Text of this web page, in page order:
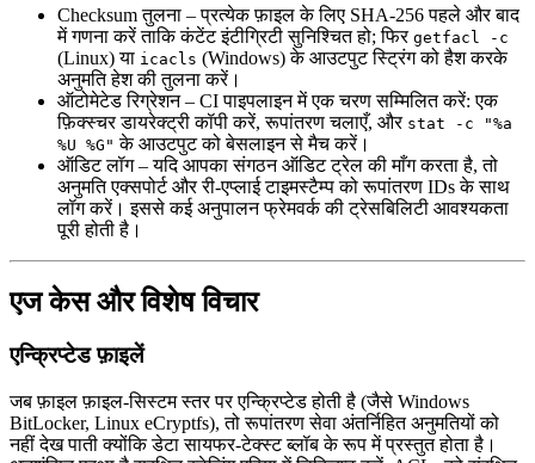
Checksum तुलना – प्रत्येक फ़ाइल के लिए SHA‑256 पहले और बाद
में गणना करें ताकि कंटेंट इंटीग्रिटी सुनिश्चित हो; फिर getfacl -c
(Linux) या icacls (Windows) के आउटपुट स्ट्रिंग को हैश करके
अनुमति हेश की तुलना करें।
ऑटोमेटेड रिग्रेशन– CI पाइपलाइन में एक चरण सम्मिलित करें: एक
फ़िक्स्चर डायरेक्ट्री कॉपी करें, रूपांतरण चलाएँ, और stat -c "%a
%U %G" के आउटपुट को बेसलाइन से मैच करें।
ऑडिट लॉग– यदि आपका संगठन ऑडिट ट्रेल की माँग करता है, तो
अनुमति एक्सपोर्ट और री‑एप्लाई टाइमस्टैम्प को रूपांतरण IDs के साथ
लॉग करें। इससे कई अनुपालन फ्रेमवर्क की ट्रेसबिलिटी आवश्यकता
पूरी होती है।
एज केस और विशेष विचार
एन्क्रिप्टेड फ़ाइलें
जब फ़ाइल फ़ाइल‑सिस्टम स्तर पर एन्क्रिप्टेड होती है (जैसे Windows
BitLocker, Linux eCryptfs), तो रूपांतरण सेवा अंतर्निहित अनुमतियों को
नहीं देख पाती क्योंकि डेटा सायफर‑टेक्स्ट ब्लॉब के रूप में प्रस्तुत होता है।